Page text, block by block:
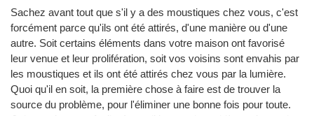
Sachez avant tout que s'il y a des moustiques chez vous, c'est
forcément parce qu'ils ont été attirés, d'une manière ou d'une
autre. Soit certains éléments dans votre maison ont favorisé
leur venue et leur prolifération, soit vos voisins sont envahis par
les moustiques et ils ont été attirés chez vous par la lumière.
Quoi qu'il en soit, la première chose à faire est de trouver la
source du problème, pour l'éliminer une bonne fois pour toute.